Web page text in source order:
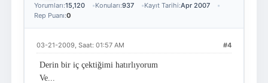
Yorumları:15,120 Konuları:937 Kayıt Tarihi:Apr 2007
Rep Puanı:0
#4
03-21-2009, Saat: 01:57 AM
Derin bir iç çektiğimi hatırlıyorum
Ve...